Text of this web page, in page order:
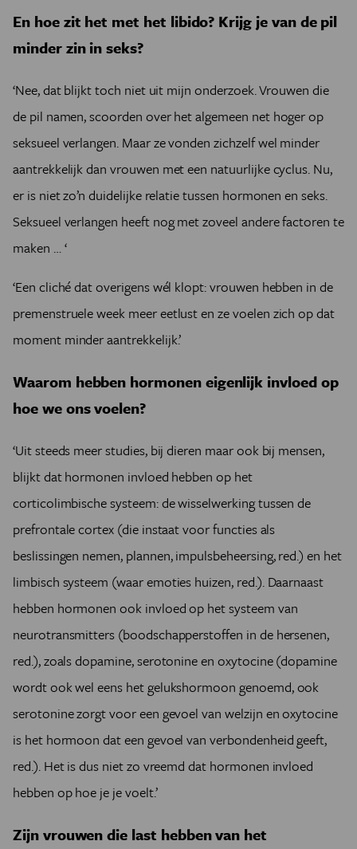
En hoe zit het met het libido? Krijg je van de pil
minder zin in seks?
‘Nee, dat blijkt toch niet uit mijn onderzoek. Vrouwen die
de pil namen, scoorden over het algemeen net hoger op
seksueel verlangen. Maar ze vonden zichzelf wel minder
aantrekkelijk dan vrouwen met een natuurlijke cyclus. Nu,
er is niet zo’n duidelijke relatie tussen hormonen en seks.
Seksueel verlangen heeft nog met zoveel andere factoren te
maken … ‘
‘Een cliché dat overigens wél klopt: vrouwen hebben in de
premenstruele week meer eetlust en ze voelen zich op dat
moment minder aantrekkelijk.’
Waarom hebben hormonen eigenlijk invloed op
hoe we ons voelen?
‘Uit steeds meer studies, bij dieren maar ook bij mensen,
blijkt dat hormonen invloed hebben op het
corticolimbische systeem: de wisselwerking tussen de
prefrontale cortex (die instaat voor functies als
beslissingen nemen, plannen, impulsbeheersing, red.) en het
limbisch systeem (waar emoties huizen, red.). Daarnaast
hebben hormonen ook invloed op het systeem van
neurotransmitters (boodschapperstoffen in de hersenen,
red.), zoals dopamine, serotonine en oxytocine (dopamine
wordt ook wel eens het gelukshormoon genoemd, ook
serotonine zorgt voor een gevoel van welzijn en oxytocine
is het hormoon dat een gevoel van verbondenheid geeft,
red.). Het is dus niet zo vreemd dat hormonen invloed
hebben op hoe je je voelt.’
Zijn vrouwen die last hebben van het